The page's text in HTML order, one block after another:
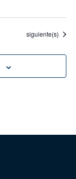
Eventos
siguiente(s)